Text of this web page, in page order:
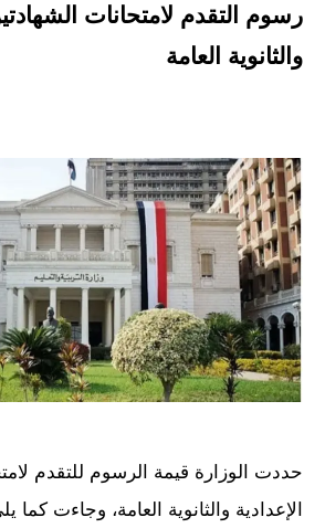
رسوم التقدم لامتحانات
والثانوية العامة
حددت الوزارة قيمة الرسوم للتقدم
الإعدادية والثانوية العامة، وجاءت كما